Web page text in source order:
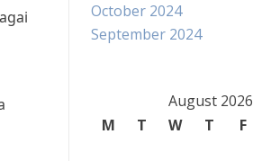
October 2024
September 2024
August 2026
M
T W T F